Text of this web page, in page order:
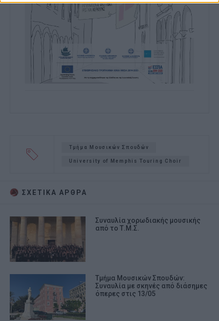
Τμήμα Μουσικών Σπουδών
University of Memphis Touring Choir
ΣΧΕΤΙΚA AΡΘΡΑ
Συναυλία χορωδιακής μουσικής
από το Τ.Μ.Σ.
Τμήμα Μουσικών Σπουδών:
Συναυλία με σκηνές από διάσημες
όπερες στις 13/05